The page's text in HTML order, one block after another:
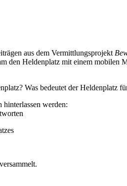
aus dem Vermittlungsprojekt
den Heldenplatz mit einem mobilen
Was bedeutet der Heldenplatz
werden: